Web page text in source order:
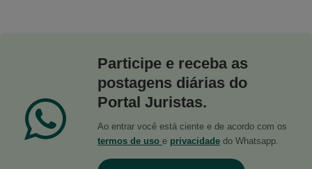
Participe e receba as
postagens diárias do
Portal Juristas.
Ao entrar você está ciente e de acordo com os
termos de uso e privacidade do Whatsapp.